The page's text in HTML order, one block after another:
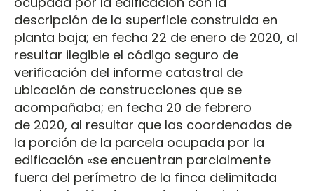
descripción de la superficie construida en
planta baja; en fecha 22 de enero de 2020, al
resultar ilegible el código seguro de
verificación del informe catastral de
ubicación de construcciones que se
acompañaba; en fecha 20 de febrero
de 2020, al resultar que las coordenadas de
la porción de la parcela ocupada por la
edificación «se encuentran parcialmente
fuera del perímetro de la finca delimitada